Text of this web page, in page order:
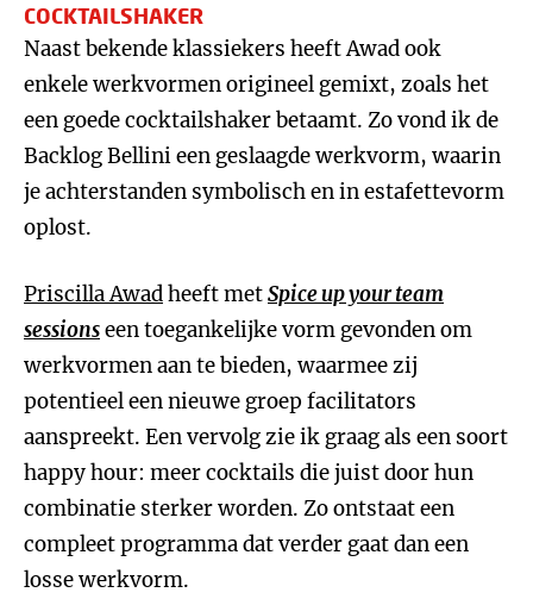
COCKTAILSHAKER
Naast bekende klassiekers heeft Awad ook
enkele werkvormen origineel gemixt, zoals het
een goede cocktailshaker betaamt. Zo vond ik de
Backlog Bellini een geslaagde werkvorm, waarin
je achterstanden symbolisch en in estafettevorm
oplost.
Priscilla Awadheeft metSpice up your team
sessionseen toegankelijke vorm gevonden om
werkvormen aan te bieden, waarmee zij
potentieel een nieuwe groep facilitators
aanspreekt. Een vervolg zie ik graag als een soort
happy hour: meer cocktails die juist door hun
combinatie sterker worden. Zo ontstaat een
compleet programma dat verder gaat dan een
losse werkvorm.